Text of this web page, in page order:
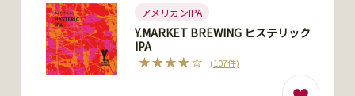
アメリカンIPA
Y.MARKET BREWING ヒステリック
IPA
(107件)